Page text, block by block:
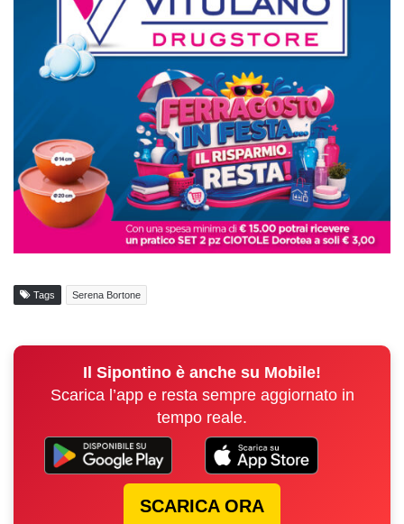
Tags Serena Bortone
Il Sipontino è anche su Mobile!
Scarica l’app e resta sempre aggiornato in
tempo reale.
SCARICA ORA